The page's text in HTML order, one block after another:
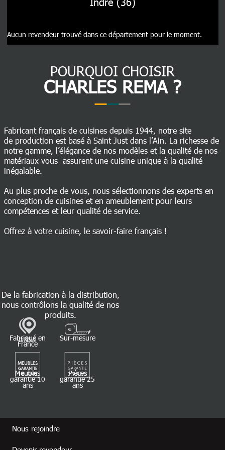
Aucun revendeur trouvé dans ce département pour le moment.
POURQUOI CHOISIR
CHARLES REMA ?
Fabricant français de cuisines depuis 1944, notre site
de production est basé à Saint Just dans l’Ain. La richesse de
notre gamme, l’élégance de nos modèles et la qualité de nos
matériaux vous assurent une cuisine unique à la qualité
inégalable.
Au plus proche de vous, nous sélectionnons des experts en
conception de cuisines et en ameublement pour leurs
compétences et leur qualité de service.
Offrez à votre cuisine, le savoir-faire français !
De la fabrication à la distribution,
nous contrôlons la qualité de nos
produits.
Fabriqué en
France
Sur-mesure
Meubles
garantie 10
ans
Pièces
garantie 25
ans
Nous rejoindre